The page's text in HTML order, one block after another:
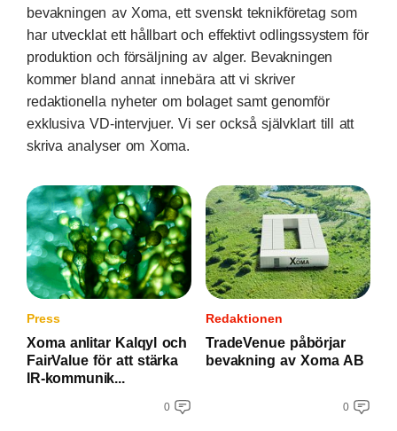
bevakningen av Xoma, ett svenskt teknikföretag som
har utvecklat ett hållbart och effektivt odlingssystem för
produktion och försäljning av alger. Bevakningen
kommer bland annat innebära att vi skriver
redaktionella nyheter om bolaget samt genomför
exklusiva VD-intervjuer. Vi ser också självklart till att
skriva analyser om Xoma.
Press
Xoma anlitar Kalqyl och
FairValue för att stärka
IR-kommunik...
0
Redaktionen
TradeVenue påbörjar
bevakning av Xoma AB
0